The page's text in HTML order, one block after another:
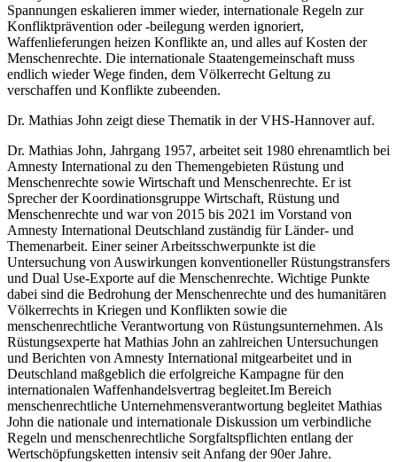
Spannungen eskalieren immer wieder, internationale Regeln zur
Konfliktprävention oder -beilegung werden ignoriert,
Waffenlieferungen heizen Konflikte an, und alles auf Kosten der
Menschenrechte. Die internationale Staatengemeinschaft muss
endlich wieder Wege finden, dem Völkerrecht Geltung zu
verschaffen und Konflikte zubeenden.
Dr. Mathias John zeigt diese Thematik in der VHS-Hannover auf.
Dr. Mathias John, Jahrgang 1957, arbeitet seit 1980 ehrenamtlich bei
Amnesty International zu den Themengebieten Rüstung und
Menschenrechte sowie Wirtschaft und Menschenrechte. Er ist
Sprecher der Koordinationsgruppe Wirtschaft, Rüstung und
Menschenrechte und war von 2015 bis 2021 im Vorstand von
Amnesty International Deutschland zuständig für Länder- und
Themenarbeit. Einer seiner Arbeitsschwerpunkte ist die
Untersuchung von Auswirkungen konventioneller Rüstungstransfers
und Dual Use-Exporte auf die Menschenrechte. Wichtige Punkte
dabei sind die Bedrohung der Menschenrechte und des humanitären
Völkerrechts in Kriegen und Konflikten sowie die
menschenrechtliche Verantwortung von Rüstungsunternehmen. Als
Rüstungsexperte hat Mathias John an zahlreichen Untersuchungen
und Berichten von Amnesty International mitgearbeitet und in
Deutschland maßgeblich die erfolgreiche Kampagne für den
internationalen Waffenhandelsvertrag begleitet.Im Bereich
menschenrechtliche Unternehmensverantwortung begleitet Mathias
John die nationale und internationale Diskussion um verbindliche
Regeln und menschenrechtliche Sorgfaltspflichten entlang der
Wertschöpfungsketten intensiv seit Anfang der 90er Jahre.